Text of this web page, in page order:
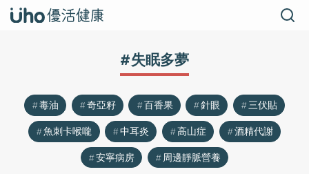
#失眠多夢
毒油 奇亞籽 百香果 針眼
三伏貼
魚刺卡喉嚨
中耳炎 高山症
酒精代謝
安寧病房
周邊靜脈營養